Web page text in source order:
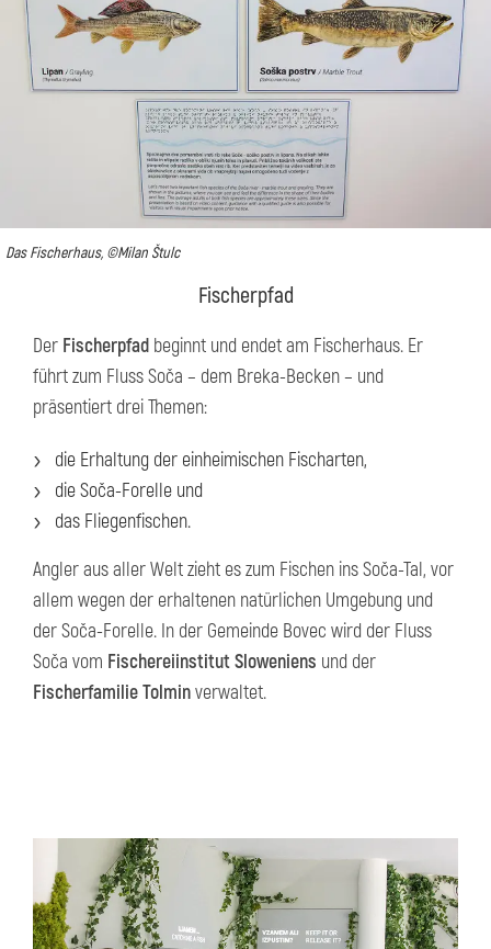
Das Fischerhaus, ©Milan Štulc
Fischerpfad
Der Fischerpfad beginnt und endet am Fischerhaus. Er
führt zum Fluss Soča – dem Breka-Becken – und
präsentiert drei Themen:
die Erhaltung der einheimischen Fischarten,
die Soča-Forelle und
das Fliegenfischen.
Angler aus aller Welt zieht es zum Fischen ins Soča-Tal, vor
allem wegen der erhaltenen natürlichen Umgebung und
der Soča-Forelle. In der Gemeinde Bovec wird der Fluss
Soča vom Fischereiinstitut Sloweniens und der
Fischerfamilie Tolminverwaltet.